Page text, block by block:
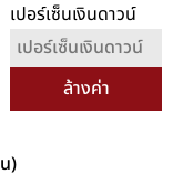
เปอร์เซ็นเงินดาวน์
ล้างค่า
)